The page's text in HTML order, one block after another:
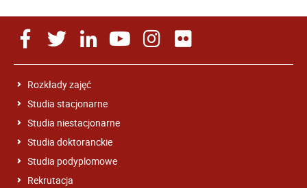
Rozkłady zajęć
Studia stacjonarne
Studia niestacjonarne
Studia doktoranckie
Studia podyplomowe
Rekrutacja